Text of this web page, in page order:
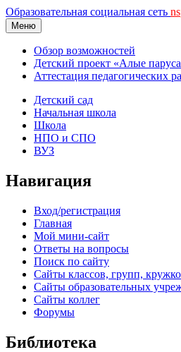
Образовательная социальная сеть ns
Меню
Обзор возможностей
Детский проект «Алые
Аттестация педагогических
Детский сад
Начальная школа
Школа
НПО и СПО
ВУЗ
Навигация
Вход/регистрация
Главная
Мой мини-сайт
Ответы на вопросы
Поиск по сайту
Сайты классов, групп,
Сайты образовательных
Сайты коллег
Форумы
Библиотека